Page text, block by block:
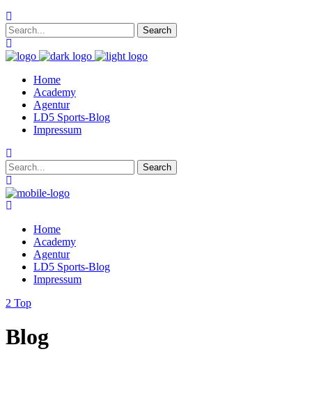
Home
Academy
Agentur
LD5 Sports-Blog
Impressum
Home
Academy
Agentur
LD5 Sports-Blog
Impressum
Top
Blog